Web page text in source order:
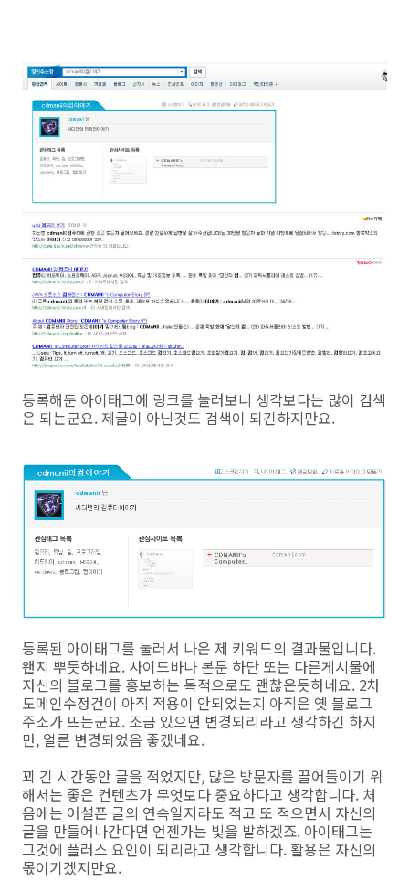
등록해둔 아이태그에 링크를 눌러보니 생각보다는 많이 검색
은 되는군요. 제글이 아닌것도 검색이 되긴하지만요.
등록된 아이태그를 눌러서 나온 제 키워드의 결과물입니다.
왠지 뿌듯하네요. 사이드바나 본문 하단 또는 다른게시물에
자신의 블로그를 홍보하는 목적으로도 괜찮은듯하네요. 2차
도메인수정건이 아직 적용이 안되었는지 아직은 옛 블로그
주소가 뜨는군요. 조금 있으면 변경되리라고 생각하긴 하지
만, 얼른 변경되었음 좋겠네요.
꾀 긴 시간동안 글을 적었지만, 많은 방문자를 끌어들이기 위
해서는 좋은 컨텐츠가 무엇보다 중요하다고 생각합니다. 처
음에는 어설픈 글의 연속일지라도 적고 또 적으면서 자신의
글을 만들어나간다면 언젠가는 빛을 발하겠죠. 아이태그는
그것에 플러스 요인이 되리라고 생각합니다. 활용은 자신의
몫이기겠지만요.